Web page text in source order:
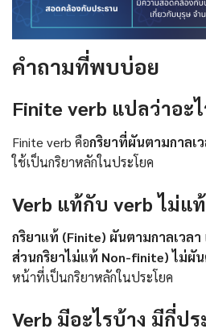
คำถามที่พบบ่อย
Finite verb แปลว่าอะไ
Finite verb คือกริยาที่ผันตามกาลเ
ใช้เป็นกริยาหลักในประโยค
Verb แท้กับ verb ไม่แ
กริยาแท้ (Finite) ผันตามกาลเวลา
ส่วนกริยาไม่แท้ Non-finite) ไม่ผัน
หน้าที่เป็นกริยาหลักในประโยค
Verb มีอะไรบ้าง มีกี่ปร